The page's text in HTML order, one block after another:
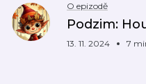
O epizodě
Podzim:
13. 11. 2024 7